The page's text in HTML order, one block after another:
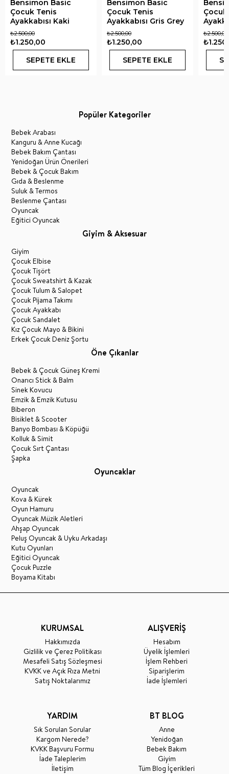
Bensimon Basic
Çocuk Tenis
Ayakkabısı Kaki
₺1.250,00
₺2.500,00
SEPETE EKLE
Bensimon Basic
Çocuk Tenis
Ayakkabısı Gris Grey
₺1.250,00
₺2.500,00
SEPETE EKLE
₺2.500,00
Popüler Kategoriler
Bebek Arabası
Kanguru & Anne Kucağı
Bebek Bakım Çantası
Yenidoğan Ürün Önerileri
Bebek & Çocuk Bakım
Gıda & Beslenme
Suluk & Termos
Beslenme Çantası
Oyuncak
Eğitici Oyuncak
Giyim & Aksesuar
Giyim
Çocuk Elbise
Çocuk Tişört
Çocuk Sweatshirt & Kazak
Çocuk Tulum & Salopet
Çocuk Pijama Takımı
Çocuk Ayakkabı
Çocuk Sandalet
Kız Çocuk Mayo & Bikini
Erkek Çocuk Deniz Şortu
Öne Çıkanlar
Bebek & Çocuk Güneş Kremi
Onarıcı Stick & Balm
Sinek Kovucu
Emzik & Emzik Kutusu
Biberon
Bisiklet & Scooter
Banyo Bombası & Köpüğü
Kolluk & Simit
Çocuk Sırt Çantası
Şapka
Oyuncaklar
Oyuncak
Kova & Kürek
Oyun Hamuru
Oyuncak Müzik Aletleri
Ahşap Oyuncak
Peluş Oyuncak & Uyku Arkadaşı
Kutu Oyunları
Eğitici Oyuncak
Çocuk Puzzle
Boyama Kitabı
KURUMSAL
Hakkımızda
Gizlilik ve Çerez Politikası
Mesafeli Satış Sözleşmesi
KVKK ve Açık Rıza Metni
Satış Noktalarımız
ALIŞVERİŞ
Hesabım
Üyelik İşlemleri
İşlem Rehberi
Siparişlerim
İade İşlemleri
YARDIM
Sık Sorulan Sorular
Kargom Nerede?
KVKK Başvuru Formu
İade Taleplerim
İletişim
BT BLOG
Anne
Yenidoğan
Bebek Bakım
Giyim
Tüm Blog İçerikleri